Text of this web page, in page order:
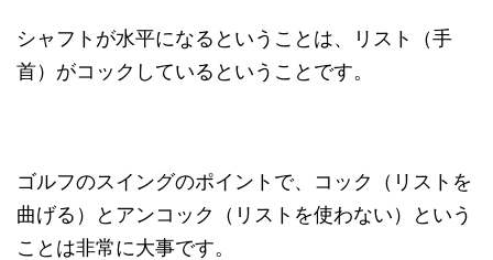
シャフトが水平になるということは、リスト（手
首）がコックしているということです。
ゴルフのスイングのポイントで、コック（リストを
曲げる）とアンコック（リストを使わない）という
ことは非常に大事です。